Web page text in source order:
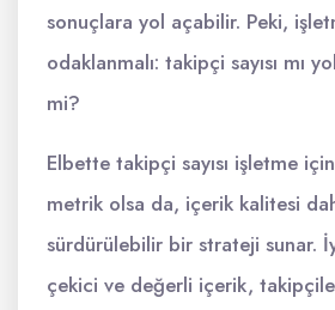
sonuçlara yol açabilir. Peki,
odaklanmalı: takipçi sayısı mı
mi?
Elbette takipçi sayısı işletme
metrik olsa da, içerik kalitesi
sürdürülebilir bir strateji sunar.
çekici ve değerli içerik,